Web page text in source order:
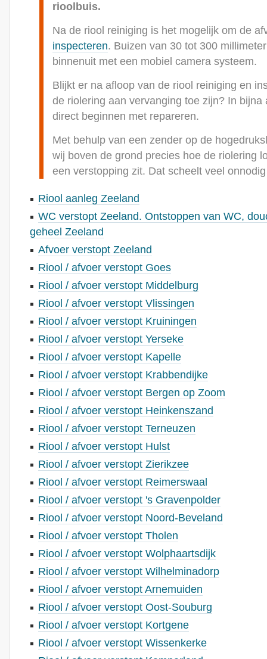
rioolbuis.
Na de riool reiniging is het mogelijk om de
inspecteren. Buizen van 30 tot 300
binnenuit met een mobiel camera systeem.
Blijkt er na afloop van de riool reiniging en
de riolering aan vervanging toe zijn? In bijna
direct beginnen met repareren.
Met behulp van een zender op de
wij boven de grond precies hoe de riolering
een verstopping zit. Dat scheelt veel
Riool aanleg Zeeland
WC verstopt Zeeland. Ontstoppen van WC,
geheel Zeeland
Afvoer verstopt Zeeland
Riool / afvoer verstopt Goes
Riool / afvoer verstopt Middelburg
Riool / afvoer verstopt Vlissingen
Riool / afvoer verstopt Kruiningen
Riool / afvoer verstopt Yerseke
Riool / afvoer verstopt Kapelle
Riool / afvoer verstopt Krabbendijke
Riool / afvoer verstopt Bergen op Zoom
Riool / afvoer verstopt Heinkenszand
Riool / afvoer verstopt Terneuzen
Riool / afvoer verstopt Hulst
Riool / afvoer verstopt Zierikzee
Riool / afvoer verstopt Reimerswaal
Riool / afvoer verstopt 's Gravenpolder
Riool / afvoer verstopt Noord-Beveland
Riool / afvoer verstopt Tholen
Riool / afvoer verstopt Wolphaartsdijk
Riool / afvoer verstopt Wilhelminadorp
Riool / afvoer verstopt Arnemuiden
Riool / afvoer verstopt Oost-Souburg
Riool / afvoer verstopt Kortgene
Riool / afvoer verstopt Wissenkerke